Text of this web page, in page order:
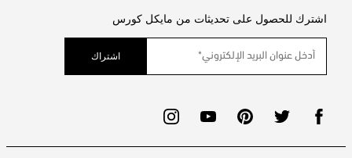
اشترك للحصول على تحديثات من مايكل كورس
اشتراك